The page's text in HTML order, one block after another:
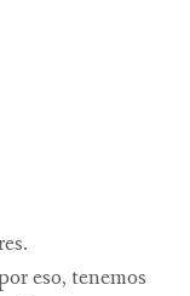
eso, tenemos